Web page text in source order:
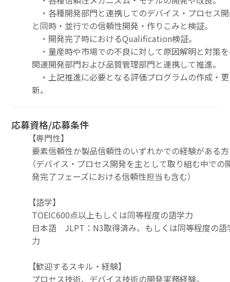
・各種開発部門と連携してのデバイス・プロセス
と同時・並行での信頼性開発・作りこみと検証。
・開発完了時におけるQualification検証。
・量産時や市場での不良に対して原因解明と対策
関連開発部門および品質管理部門と連携して推進。
・上記推進に必要となる評価プログラムの作成・更
新。
応募資格/応募条件
【専門性】
要素信頼性か製品信頼性のいずれかでの経験がある方
（デバイス・プロセス開発を主として取り組む中での
発完了フェーズにおける信頼性担当も含む）
【語学】
TOEIC600点以上もしくは同等程度の語学力
日本語 JLPT：N3取得済み、もしくは同等程度の語
力
【歓迎するスキル・経験】
プロセス技術、デバイス技術の開発実務経験。